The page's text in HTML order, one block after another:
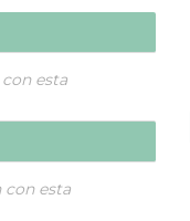
esta
con esta